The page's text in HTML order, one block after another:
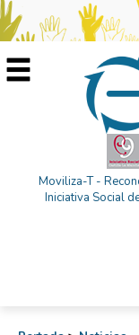
Moviliza-T -
Iniciativa Social